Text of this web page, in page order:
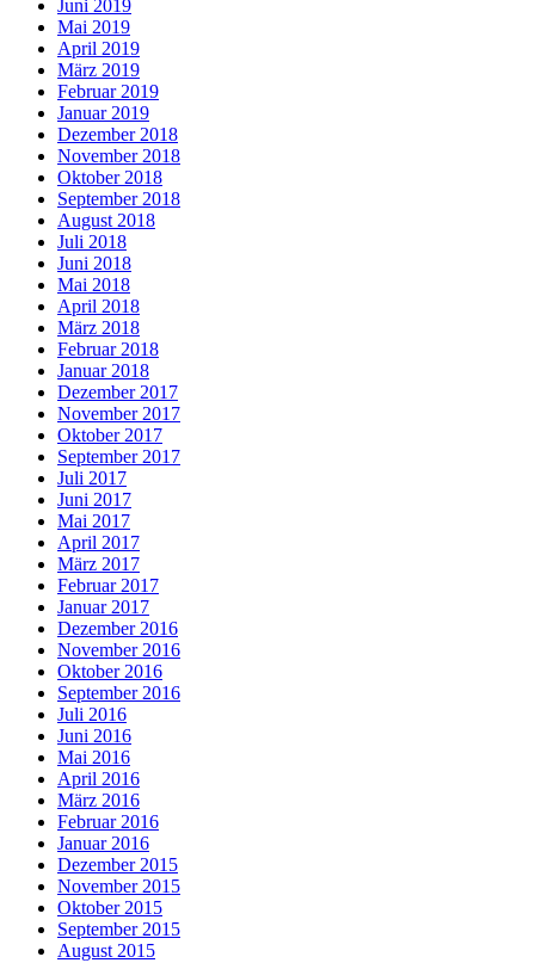
Juni 2019
Mai 2019
April 2019
März 2019
Februar 2019
Januar 2019
Dezember 2018
November 2018
Oktober 2018
September 2018
August 2018
Juli 2018
Juni 2018
Mai 2018
April 2018
März 2018
Februar 2018
Januar 2018
Dezember 2017
November 2017
Oktober 2017
September 2017
Juli 2017
Juni 2017
Mai 2017
April 2017
März 2017
Februar 2017
Januar 2017
Dezember 2016
November 2016
Oktober 2016
September 2016
Juli 2016
Juni 2016
Mai 2016
April 2016
März 2016
Februar 2016
Januar 2016
Dezember 2015
November 2015
Oktober 2015
September 2015
August 2015